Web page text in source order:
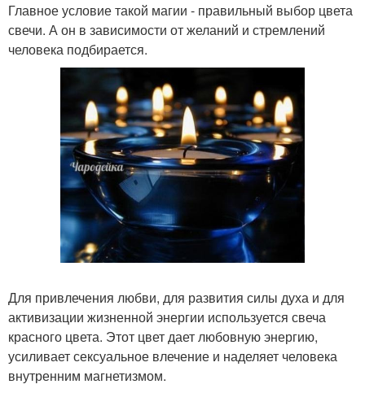
Главное условие такой магии - правильный выбор цвета
свечи. А он в зависимости от желаний и стремлений
человека подбирается.
Для привлечения любви, для развития силы духа и для
активизации жизненной энергии используется свеча
красного цвета. Этот цвет дает любовную энергию,
усиливает сексуальное влечение и наделяет человека
внутренним магнетизмом.